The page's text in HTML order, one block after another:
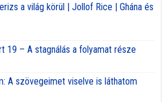
a világ körül | Jollof Rice | Ghána és
19 – A stagnálás a folyamat része
A szövegeimet viselve is láthatom